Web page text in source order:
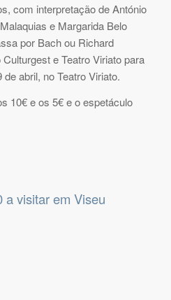
com interpretação de António
e Margarida Belo
por Bach ou Richard
e Teatro Viriato para
abril, no Teatro Viriato.
10€ e os 5€ e o espetáculo
a visitar em Viseu